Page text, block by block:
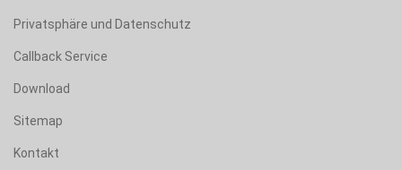
Privatsphäre und Datenschutz
Callback Service
Download
Sitemap
Kontakt